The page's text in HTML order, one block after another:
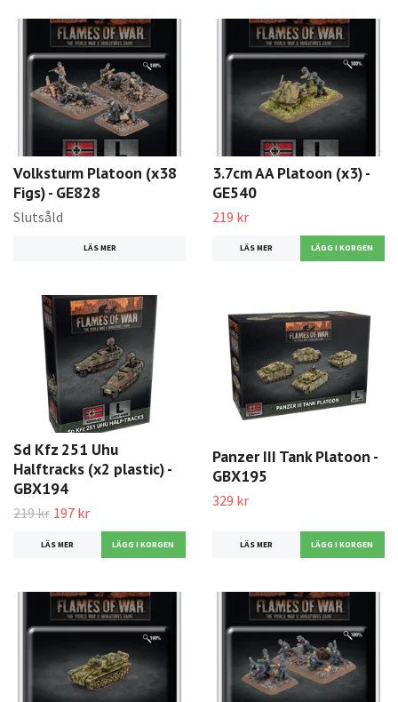
Volksturm Platoon (x38
Figs) - GE828
Slutsåld
LÄS MER
3.7cm AA Platoon (x3) -
GE540
219 kr
LÄS MER
Sd Kfz 251 Uhu
Halftracks (x2 plastic) -
GBX194
219 kr 197 kr
LÄS MER
Panzer III Tank Platoon -
GBX195
329 kr
LÄS MER